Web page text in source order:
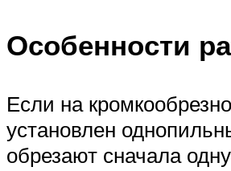
Особенности
Если на
установлен
обрезают сначала